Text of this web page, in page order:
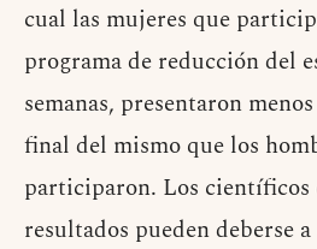
cual las mujeres que
programa de reducción del
semanas, presentaron
final del mismo que los
participaron. Los científicos
resultados pueden deberse